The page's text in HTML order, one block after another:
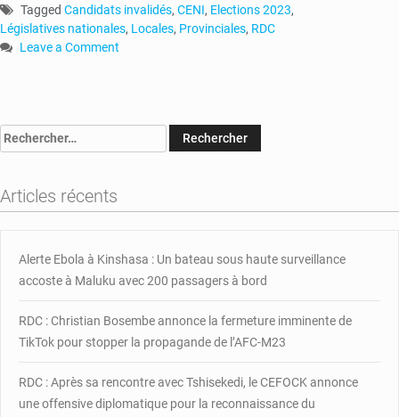
Tagged Candidats invalidés, CENI, Elections 2023,
Législatives nationales, Locales, Provinciales, RDC
Leave a Comment
82
par
la
Rechercher :
Articles récents
Alerte Ebola à Kinshasa : Un bateau sous haute surveillance
accoste à Maluku avec 200 passagers à bord
RDC : Christian Bosembe annonce la fermeture imminente de
TikTok pour stopper la propagande de l’AFC-M23
RDC : Après sa rencontre avec Tshisekedi, le CEFOCK annonce
une offensive diplomatique pour la reconnaissance du